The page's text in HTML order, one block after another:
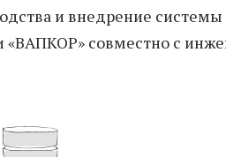
и внедрение системы
«ВАПКОР» совместно с